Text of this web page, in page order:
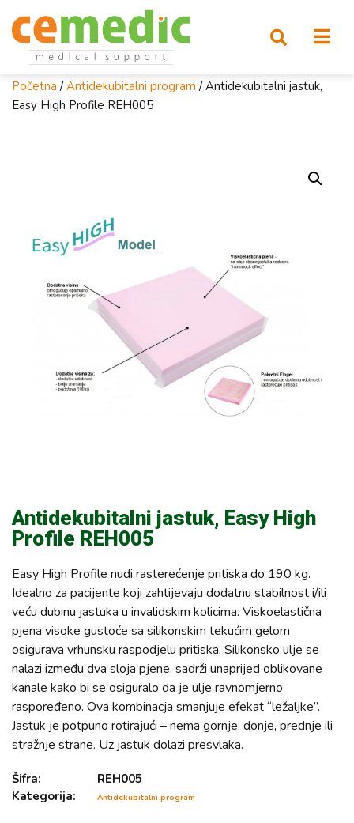
Početna /Antidekubitalni program / Antidekubitalni jastuk,
Easy High Profile REH005
Antidekubitalni jastuk, Easy High
Profile REH005
Easy High Profile nudi rasterećenje pritiska do 190 kg.
Idealno za pacijente koji zahtijevaju dodatnu stabilnost i/ili
veću dubinu jastuka u invalidskim kolicima. Viskoelastična
pjena visoke gustoće sa silikonskim tekućim gelom
osigurava vrhunsku raspodjelu pritiska. Silikonsko ulje se
nalazi između dva sloja pjene, sadrži unaprijed oblikovane
kanale kako bi se osiguralo da je ulje ravnomjerno
raspoređeno. Ova kombinacja smanjuje efekat “ležaljke”.
Jastuk je potpuno rotirajući – nema gornje, donje, prednje ili
stražnje strane. Uz jastuk dolazi presvlaka.
Šifra:
REH005
Kategorija:
Antidekubitalni program